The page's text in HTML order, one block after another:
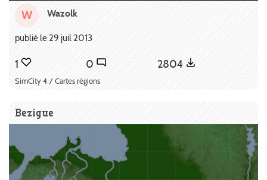
W Wazolk
publié le 29 juil 2013
1 0 2804
SimCity 4 / Cartes régions
Bezigue